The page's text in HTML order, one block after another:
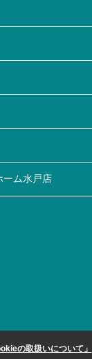
ム水戸店
の取扱いについて」